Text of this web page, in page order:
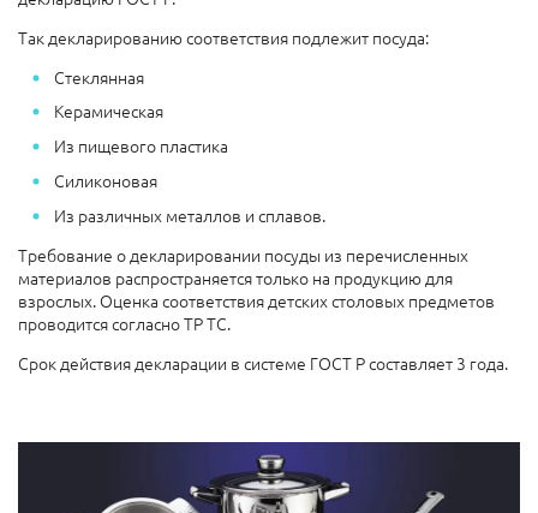
Так декларированию соответствия подлежит посуда:
Стеклянная
Керамическая
Из пищевого пластика
Силиконовая
Из различных металлов и сплавов.
Требование о декларировании посуды из перечисленных
материалов распространяется только на продукцию для
взрослых. Оценка соответствия детских столовых предметов
проводится согласно ТР ТС.
Срок действия декларации в системе ГОСТ Р составляет 3 года.